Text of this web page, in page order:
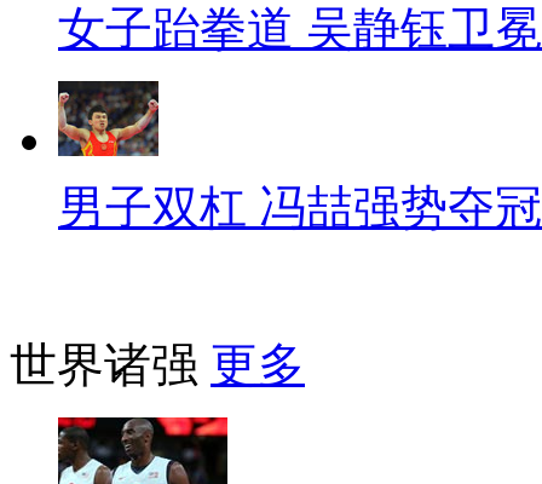
女子跆拳道 吴静钰卫冕
男子双杠 冯喆强势夺冠
世界诸强 更多